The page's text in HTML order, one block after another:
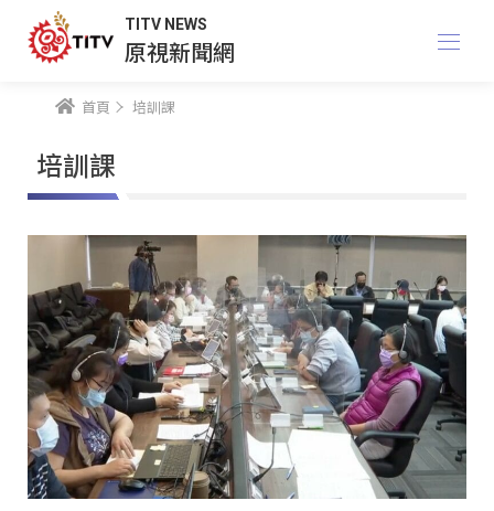
TITV NEWS
原視新聞網
首頁 培訓課
培訓課